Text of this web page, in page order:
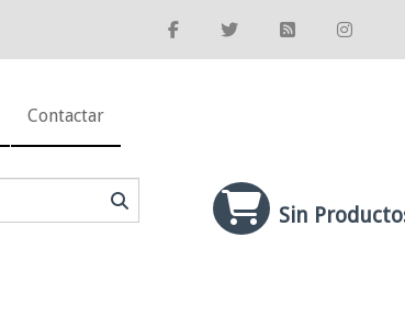
Contactar
Sin